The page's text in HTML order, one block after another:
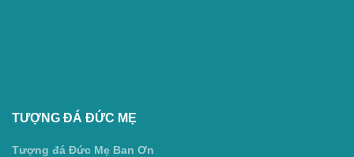
TƯỢNG ĐÁ ĐỨC MẸ
Tượng đá Đức Mẹ Ban Ơn